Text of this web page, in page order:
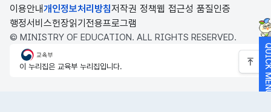
이용안내개인정보처리방침저작권 정책웹 접근성 품질인증
행정서비스헌장읽기전용프로그램
© MINISTRY OF EDUCATION. ALL RIGHTS RESERVED.
교육부
이 누리집은 교육부 누리집입니다.